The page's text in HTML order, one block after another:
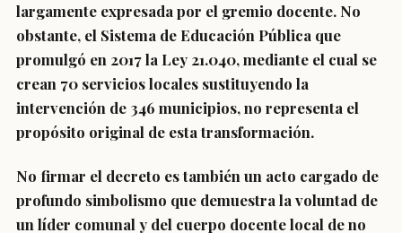
largamente expresada por el gremio docente. No
obstante, el Sistema de Educación Pública que
promulgó en 2017 la Ley 21.040, mediante el cual se
crean 70 servicios locales sustituyendo la
intervención de 346 municipios, no representa el
propósito original de esta transformación.
No firmar el decreto es también un acto cargado de
profundo simbolismo que demuestra la voluntad de
un líder comunal y del cuerpo docente local de no